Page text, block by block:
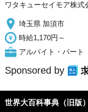
ワタキューセイモア株式
埼玉県 加須市
時給1,170円～
アルバイト・パート
Sponsored by
世界大百科事典（旧版）